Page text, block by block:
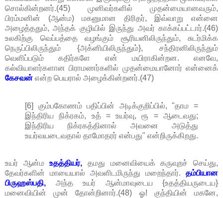
சொல்கின்றனர்.(45) முனிவர்களில் முதன்மையானவரும்,
பிரம்மனின் (ஆன்ம) மகனுமான திரிதர், இவ்வாறு என்னை
அழைத்ததும், அந்தக் குழியில் இருந்து அவர் காக்கப்பட்டார்.(46)
உலகிற்கு வெப்பத்தை வழங்கும் சூரியனிலிருந்தும், சுடர்மிக்க
நெருப்பிலிருந்தும் {அக்னியிலிருந்தும்}, சந்திரனிலிருந்தும்
வெளிப்படும் கதிர்களே என் மயிராகின்றன. எனவே,
கல்வியாளர்களான பிராமணர்களில் முதன்மையானோர் என்னைக்
கேசவன் என்ற பெயரால் அழைக்கின்றனர்.(47)
[6] கும்பகோணம் பதிப்பின் அடிக்குறிப்பில், "தாம =
இந்திரிய நிக்ரகம், உத் = உயர்வு, ரூ = ஆடைவது;
இந்திரிய நிக்ரகத்தினால் அவனை அடுத்து
உயர்வயடைவதால் தாமோதரர் என்பது" என்றிருக்கிறது.
உயர் ஆன்மஉதத்தியர்,
தமது மனைவியைக் கருவுறச் செய்து,
தேவர்களின் மாயையால் அவளிடமிருந்து மறைந்தார். தம்பியான
பிருஹஸ்பதி, அந்த உயர் ஆன்மாவுடைய {உதத்தியருடைய}
மனைவியின் முன் தோன்றினார்.(48) ஓ! குந்தியின் மகனே,